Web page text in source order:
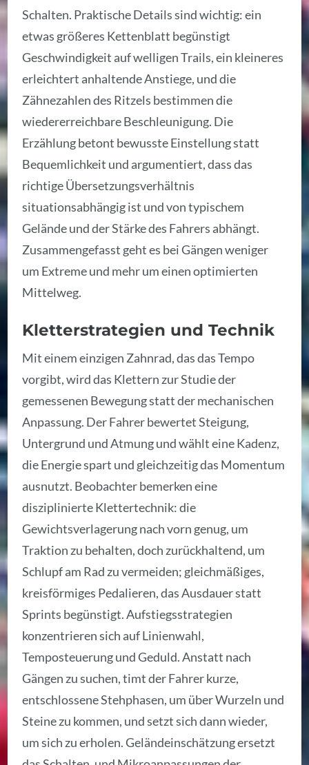
Schalten. Praktische Details sind wichtig: ein
etwas größeres Kettenblatt begünstigt
Geschwindigkeit auf welligen Trails, ein kleineres
erleichtert anhaltende Anstiege, und die
Zähnezahlen des Ritzels bestimmen die
wiedererreichbare Beschleunigung. Die
Erzählung betont bewusste Einstellung statt
Bequemlichkeit und argumentiert, dass das
richtige Übersetzungsverhältnis
situationsabhängig ist und von typischem
Gelände und der Stärke des Fahrers abhängt.
Zusammengefasst geht es bei Gängen weniger
um Extreme und mehr um einen optimierten
Mittelweg.
Kletterstrategien und Technik
Mit einem einzigen Zahnrad, das das Tempo
vorgibt, wird das Klettern zur Studie der
gemessenen Bewegung statt der mechanischen
Anpassung. Der Fahrer bewertet Steigung,
Untergrund und Atmung und wählt eine Kadenz,
die Energie spart und gleichzeitig das Momentum
ausnutzt. Beobachter bemerken eine
disziplinierte Klettertechnik: die
Gewichtsverlagerung nach vorn genug, um
Traktion zu behalten, doch zurückhaltend, um
Schlupf am Rad zu vermeiden; gleichmäßiges,
kreisförmiges Pedalieren, das Ausdauer statt
Sprints begünstigt. Aufstiegsstrategien
konzentrieren sich auf Linienwahl,
Temposteuerung und Geduld. Anstatt nach
Gängen zu suchen, timt der Fahrer kurze,
entschlossene Stehphasen, um über Wurzeln und
Steine zu kommen, und setzt sich dann wieder,
um sich zu erholen. Geländeinschätzung ersetzt